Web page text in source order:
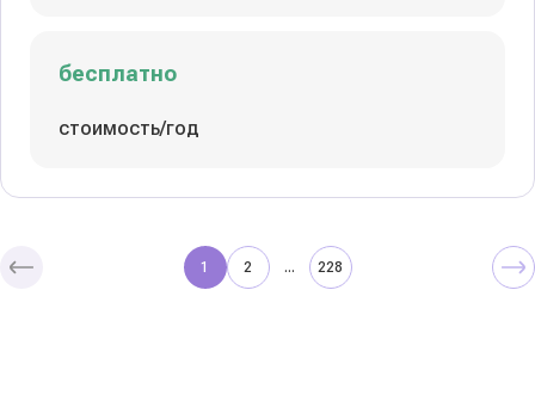
бесплатно
стоимость/год
1 2 ... 228